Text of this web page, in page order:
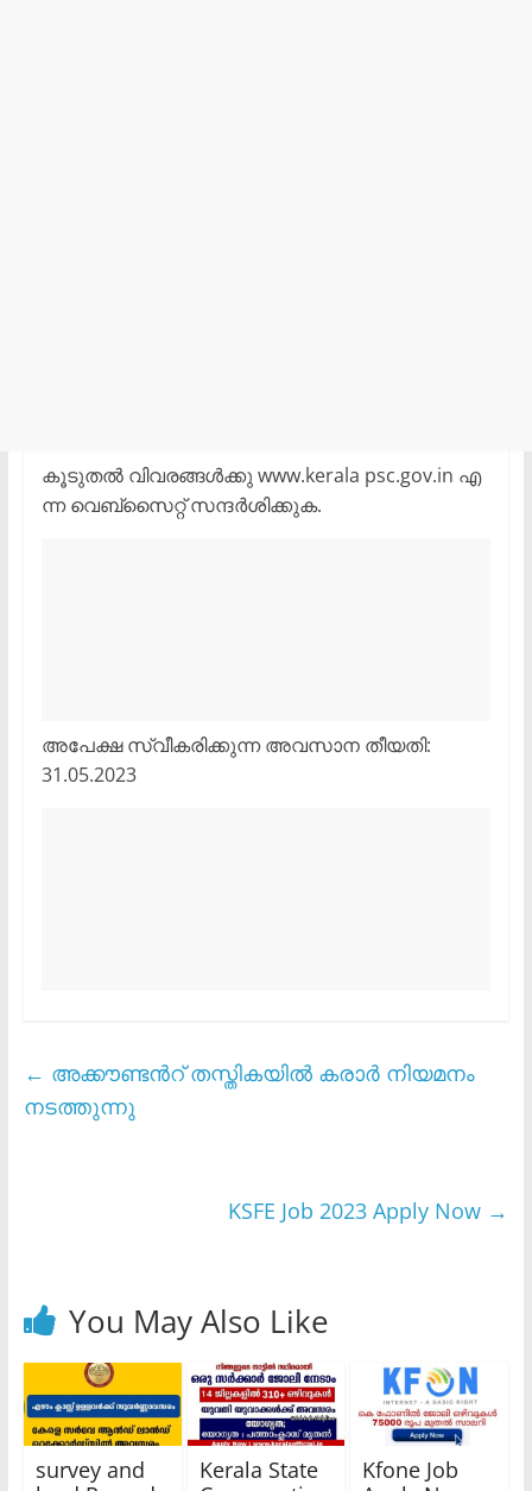
കൂ​ടു​ത​ൽ വി​വ​ര​ങ്ങ​ൾ​ക്കു www.kerala psc.gov.in എ​
ന്ന വെ​ബ്സൈ​റ്റ് സ​ന്ദ​ർ​ശി​ക്കു​ക.
അ​പേ​ക്ഷ സ്വീ​ക​രി​ക്കു​ന്ന അ​വ​സാ​ന തീ​യ​തി:
31.05.2023
← അക്കൗണ്ടൻറ് തസ്തികയിൽ കരാർ നിയമനം
നടത്തുന്നു
KSFE Job 2023 Apply Now →
You May Also Like
survey and
Kerala State
Kfone Job